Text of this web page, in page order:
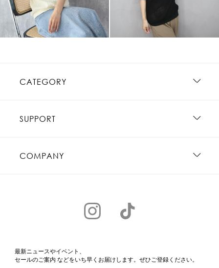
CATEGORY
SUPPORT
COMPANY
最新ニュースやイベント、
セールのご案内 などをいち早くお届けします。ぜひご登録ください。